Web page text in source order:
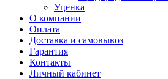
Уценка
О компании
Оплата
Доставка и самовывоз
Гарантия
Контакты
Личный кабинет